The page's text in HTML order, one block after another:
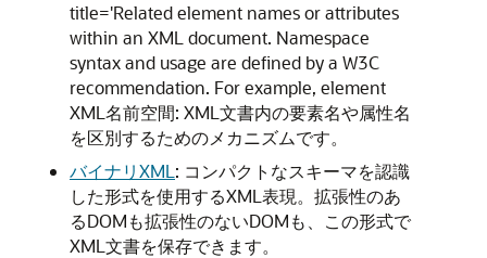
title='Related element names or attributes
within an XML document. Namespace
syntax and usage are defined by a W3C
recommendation. For example, element
XML名前空間: XML文書内の要素名や属性名
を区別するためのメカニズムです。
バイナリXML : コンパクトなスキーマを認識
した形式を使用するXML表現。拡張性のあ
るDOMも拡張性のないDOMも、この形式で
XML文書を保存できます。